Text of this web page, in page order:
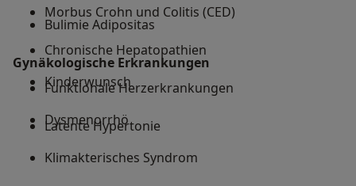
Bulimie Adipositas
Morbus Crohn und Colitis (CED)
Chronische Hepatopathien
Funktionale Herzerkrankungen
Latente Hypertonie
Gynäkologische Erkrankungen
Kinderwunsch
Dysmenorrhö
Klimakterisches Syndrom